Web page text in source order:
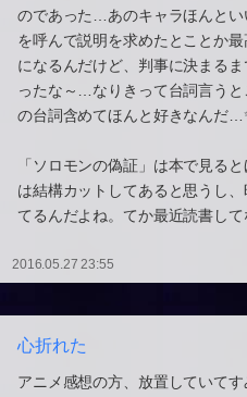
のであった…あのキャラほんと
を呼んで説明を求めたとことか
になるんだけど、判事に決まる
ったな～…なりきって台詞言う
の台詞含めてほんと好きなんだ
「ソロモンの偽証」は本で見る
は結構カットしてあると思うし
てるんだよね。てか最近読書し
2016.05.27 23:55
心折れた
アニメ感想の方、放置していて